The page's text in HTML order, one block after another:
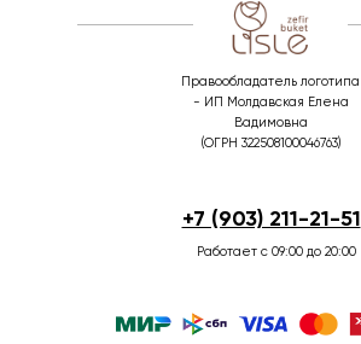
Правообладатель логотипа
- ИП Молдавская Елена
Вадимовна
(ОГРН 322508100046763)
+7 (903) 211-21-51
Работает с 09:00 до 20:00